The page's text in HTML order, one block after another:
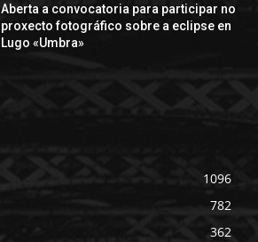
Aberta a convocatoria para participar no
proxecto fotográfico sobre a eclipse en
Lugo «Umbra»
1096
782
362